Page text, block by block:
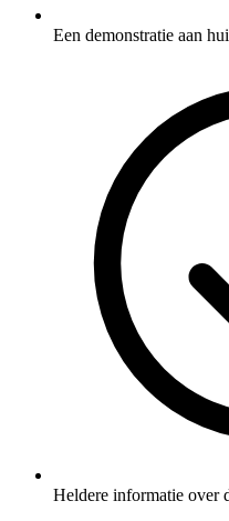
Een demonstratie aan
Heldere informatie over